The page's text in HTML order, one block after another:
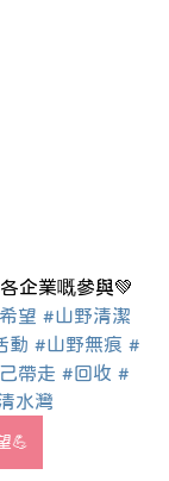
企業嘅參與💚
望 #山野清潔
動 #山野無痕 #
帶走 #回收 #
水灣
💪